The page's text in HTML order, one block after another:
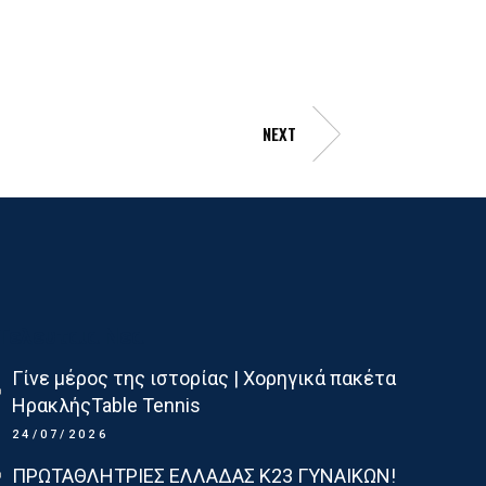
NEXT
Γίνε μέρος της ιστορίας | Χορηγικά πακέτα
ΗρακλήςTable Tennis
24/07/2026
ΠΡΩΤΑΘΛΗΤΡΙΕΣ ΕΛΛΑΔΑΣ Κ23 ΓΥΝΑΙΚΩΝ!